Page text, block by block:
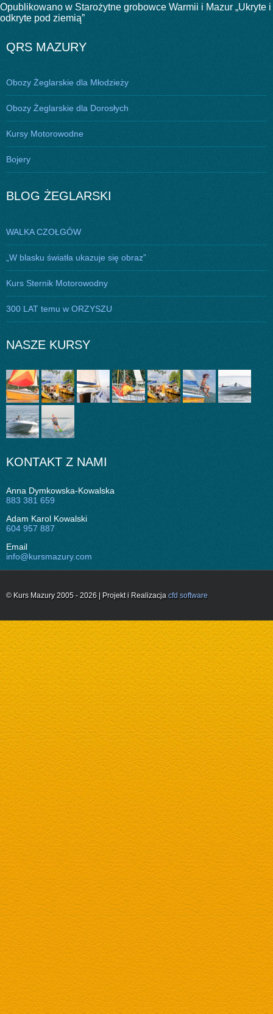
Nawigacja
wpisu
Opublikowano w Starożytne grobowce Warmii i Mazur „Ukryte i
odkryte pod ziemią”
QRS MAZURY
Obozy Żeglarskie dla Młodzieży
Obozy Żeglarskie dla Dorosłych
Kursy Motorowodne
Bojery
BLOG ŻEGLARSKI
WALKA CZOŁGÓW
„W blasku światła ukazuje się obraz”
Kurs Sternik Motorowodny
300 LAT temu w ORZYSZU
NASZE KURSY
KONTAKT Z NAMI
Anna Dymkowska-Kowalska
883 381 659
Adam Karol Kowalski
604 957 887
Email
info@kursmazury.com
© Kurs Mazury 2005 - 2026 | Projekt i Realizacja cfd software